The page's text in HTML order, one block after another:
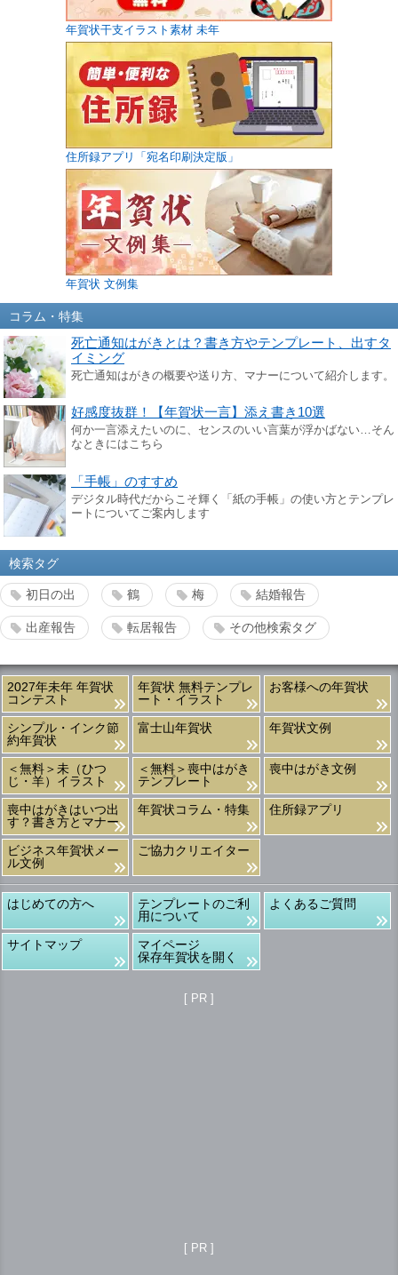
年賀状干支イラスト素材 未年
住所録アプリ「宛名印刷決定版」
年賀状 文例集
コラム・特集
死亡通知はがきとは？書き方やテンプレート、出すタ
イミング
死亡通知はがきの概要や送り方、マナーについて紹介します。
好感度抜群！【年賀状一言】添え書き10選
何か一言添えたいのに、センスのいい言葉が浮かばない…そん
なときにはこちら
「手帳」のすすめ
デジタル時代だからこそ輝く「紙の手帳」の使い方とテンプレ
ートについてご案内します
検索タグ
初日の出 鶴 梅 結婚報告
出産報告 転居報告 その他検索タグ
2027年未年 年賀状
コンテスト
年賀状 無料テンプレ
ート・イラスト
お客様への年賀状
シンプル・インク節
約年賀状
富士山年賀状 年賀状文例
＜無料＞未（ひつ
じ・羊）イラスト
＜無料＞喪中はがき
テンプレート
喪中はがき文例
喪中はがきはいつ出
す？書き方とマナー
年賀状コラム・特集 住所録アプリ
ビジネス年賀状メー
ル文例
ご協力クリエイター
はじめての方へ
テンプレートのご利
用について
よくあるご質問
サイトマップ
マイページ
保存年賀状を開く
[ PR ]
[ PR ]